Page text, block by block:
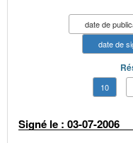
date de
date de
10
Signé le : 03-07-2006